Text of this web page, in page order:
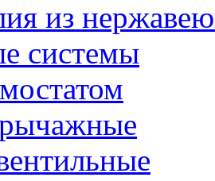
из
системы